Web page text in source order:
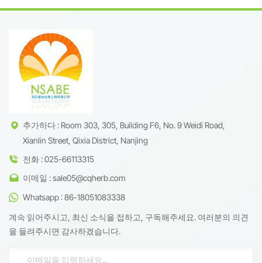
추가하다 : Room 303, 305, Building F6, No. 9 Weidi Road,
Xianlin Street, Qixia District, Nanjing
전화 : 025-66113315
이메일 : sale05@cqherb.com
Whatsapp : 86-18051083338
계속 읽어주시고, 최신 소식을 접하고, 구독해주세요. 여러분의 의견
을 들려주시면 감사하겠습니다.